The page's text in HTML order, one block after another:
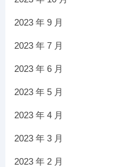
2023 年 9 月
2023 年 7 月
2023 年 6 月
2023 年 5 月
2023 年 4 月
2023 年 3 月
2023 年 2 月